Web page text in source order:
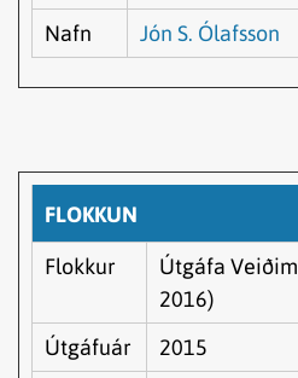
Nafn
Jón S. Ólafsson
FLOKKUN
Flokkur
Útgáfa
2016)
Útgáfuár
2015